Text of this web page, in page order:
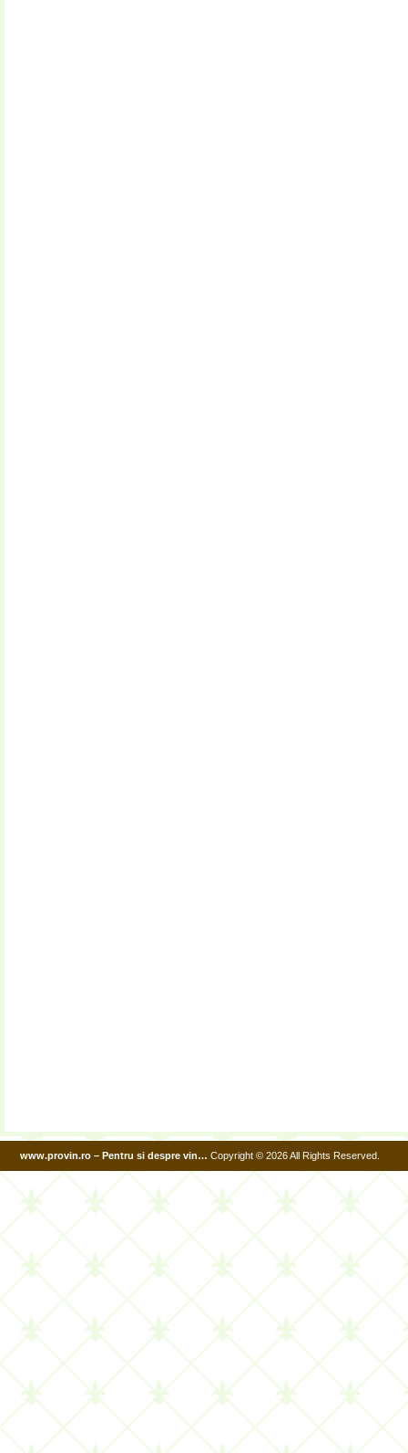
www.provin.ro – Pentru si despre vin… Copyright © 2026 All Rights Reserved.